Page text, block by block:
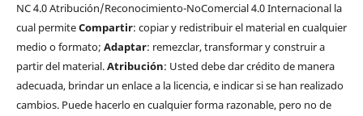
NC 4.0 Atribución/Reconocimiento-NoComercial 4.0 Internacional la
cual permiteCompartir: copiar y redistribuir el material en cualquier
medio o formato; Adaptar: remezclar, transformar y construir a
partir del material.Atribución: Usted debe dar crédito de manera
adecuada, brindar un enlace a la licencia, e indicar si se han realizado
cambios. Puede hacerlo en cualquier forma razonable, pero no de